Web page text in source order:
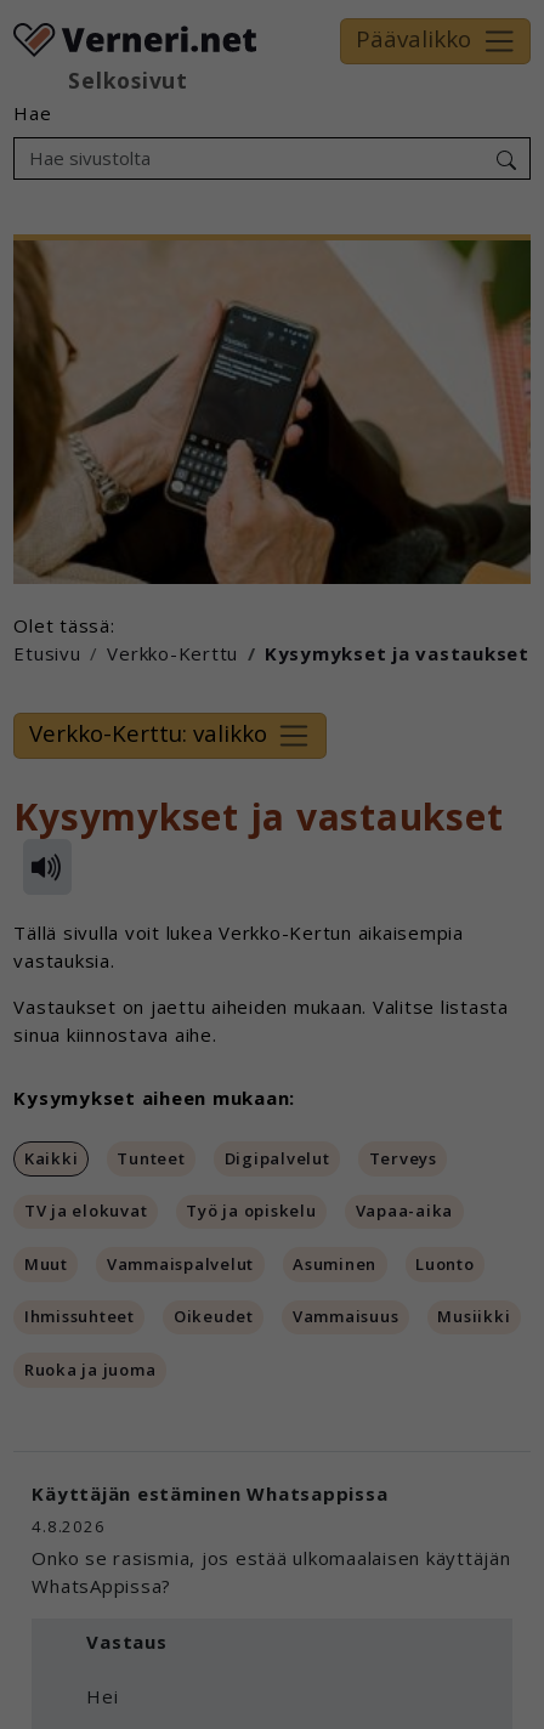
Selkosivut
Päävalikko
Hae
Olet tässä:
Etusivu
Verkko-Kerttu Kysymykset ja vastaukset
Verkko-Kerttu: valikko
Kysymykset ja vastaukset
Tällä sivulla voit lukea Verkko-Kertun aikaisempia
vastauksia.
Vastaukset on jaettu aiheiden mukaan. Valitse listasta
sinua kiinnostava aihe.
Kysymykset aiheen mukaan:
Kaikki Tunteet Digipalvelut Terveys
TV ja elokuvat Työ ja opiskelu Vapaa-aika
Muut Vammaispalvelut Asuminen Luonto
Ihmissuhteet Oikeudet Vammaisuus Musiikki
Ruoka ja juoma
Käyttäjän estäminen Whatsappissa
4.8.2026
Onko se rasismia, jos estää ulkomaalaisen käyttäjän
WhatsAppissa?
Vastaus
Hei